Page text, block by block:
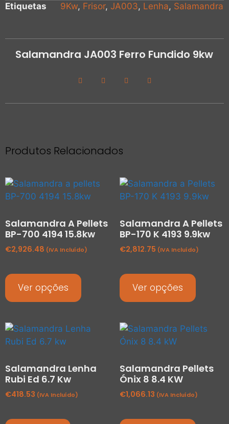
Etiquetas
9Kw, Frisor, JA003, Lenha, Salamandra
Salamandra JA003 Ferro Fundido 9kw
Produtos Relacionados
Salamandra A Pellets
BP-700 4194 15.8kw
€2,926.48 (IVA Incluído)
Ver opções
Salamandra A Pellets
BP-170 K 4193 9.9kw
€2,812.75 (IVA Incluído)
Ver opções
Salamandra Lenha
Rubi Ed 6.7 Kw
€418.53 (IVA Incluído)
Salamandra Pellets
Ónix 8 8.4 KW
€1,066.13 (IVA Incluído)